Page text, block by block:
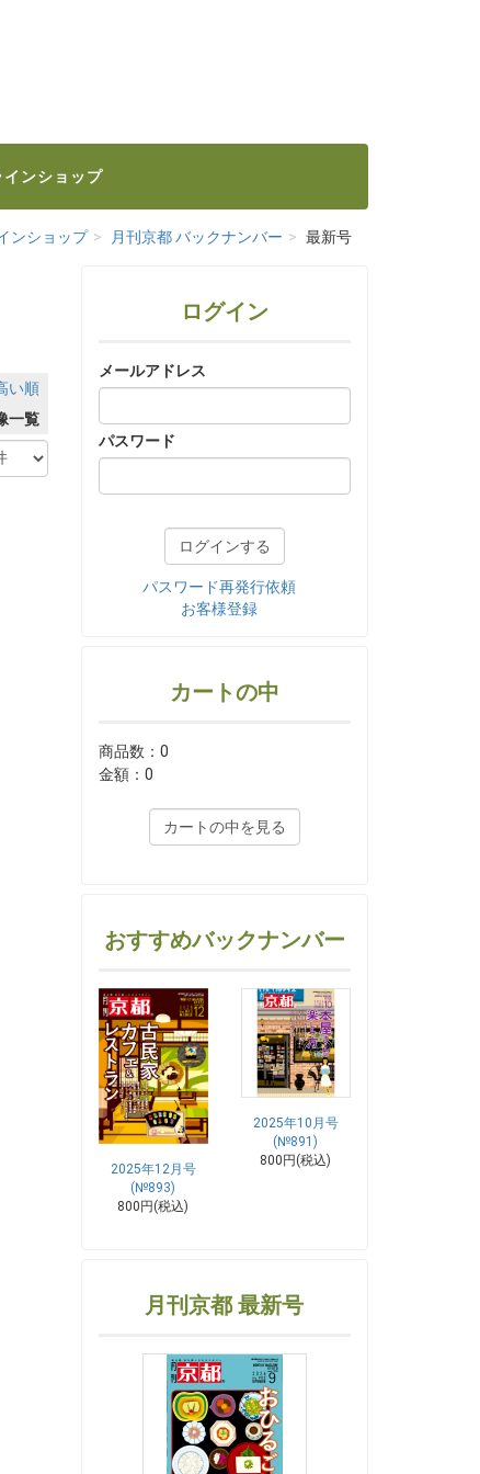
インショップ
ンショップ 月刊京都 バックナンバー 最新号
い順
一覧
ログイン
メールアドレス
パスワード
パスワード再発行依頼
お客様登録
カートの中
商品数：0
金額：0
カートの中を見る
おすすめバックナンバー
2025年12月号
(№893)
800円(税込)
2025年10月号
(№891)
800円(税込)
月刊京都 最新号